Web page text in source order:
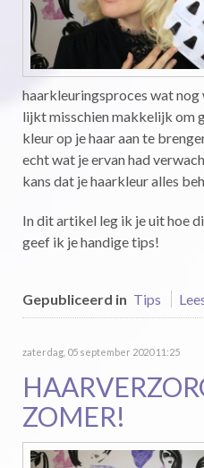
haarkleuringsproces wat nog
lijkt misschien makkelijk om
kleur op je haar aan te
echt wat je ervan had
kans dat je haarkleur alles
In dit artikel leg ik je uit hoe
geef ik je handige tips!
Gepubliceerd in Tips
zaterdag, 05 september 2020 11:25
ZOMER!